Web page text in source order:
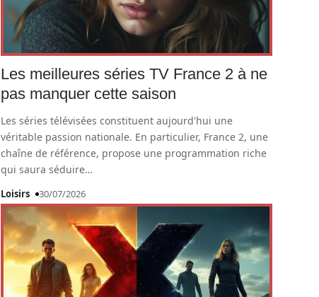
Les meilleures séries TV France 2 à ne
pas manquer cette saison
Les séries télévisées constituent aujourd'hui une
véritable passion nationale. En particulier, France 2, une
chaîne de référence, propose une programmation riche
qui saura séduire…
Loisirs 30/07/2026